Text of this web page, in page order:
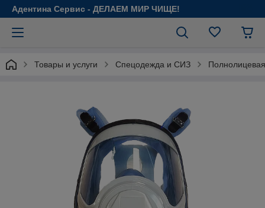
Адентина Сервис - ДЕЛАЕМ МИР ЧИЩЕ!
Товары и услуги Спецодежда и СИЗ